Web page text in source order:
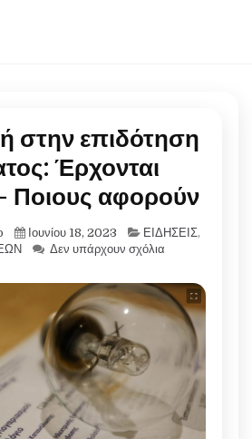
στην επιδότηση
Έρχονται
Ποιους αφορούν
Ιουνίου 18, 2023 ΕΙΔΗΣΕΙΣ,
Δεν υπάρχουν σχόλια